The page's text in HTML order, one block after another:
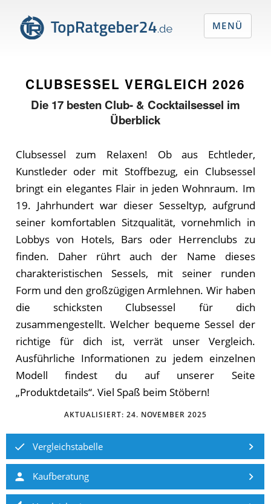
CLUBSESSEL VERGLEICH 2026
Die 17 besten Club- & Cocktailsessel im
Überblick
Clubsessel zum Relaxen! Ob aus Echtleder,
Kunstleder oder mit Stoffbezug, ein Clubsessel
bringt ein elegantes Flair in jeden Wohnraum. Im
19. Jahrhundert war dieser Sesseltyp, aufgrund
seiner komfortablen Sitzqualität, vornehmlich in
Lobbys von Hotels, Bars oder Herrenclubs zu
finden. Daher rührt auch der Name dieses
charakteristischen Sessels, mit seiner runden
Form und den großzügigen Armlehnen. Wir haben
die schicksten Clubsessel für dich
zusammengestellt. Welcher bequeme Sessel der
richtige für dich ist, verrät unser Vergleich.
Ausführliche Informationen zu jedem einzelnen
Modell findest du auf unserer Seite
„Produktdetails“. Viel Spaß beim Stöbern!
AKTUALISIERT: 24. NOVEMBER 2025
Vergleichstabelle
Kaufberatung
MENÜ